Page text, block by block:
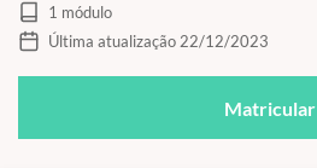
1 módulo
Última atualização 22/12/2023
Matricular